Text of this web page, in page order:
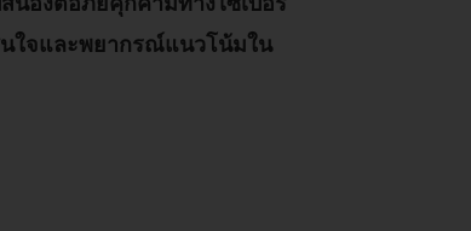
นใจและพยากรณ์แนวโน้มใน